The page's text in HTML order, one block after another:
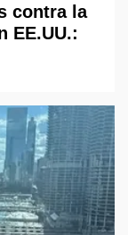
contra la
EE.UU.: